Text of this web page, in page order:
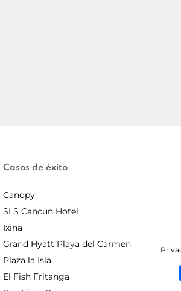
Casos de éxito
Canopy
SLS Cancun Hotel
Ixina
Grand Hyatt Playa del Carmen
Plaza la Isla
El Fish Fritanga